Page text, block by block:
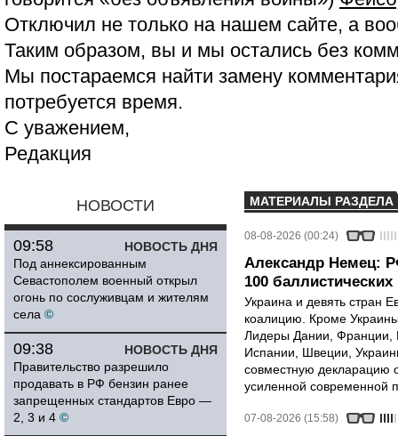
Отключил не только на нашем сайте, а
Таким образом, вы и мы остались без
Мы постараемся найти замену
потребуется время.
С уважением,
Редакция
НОВОСТИ
НОВОСТЬ ДНЯ
09:58
Под аннексированным
Севастополем военный открыл
огонь по сослуживцам и жителям
села ©
НОВОСТЬ ДНЯ
09:38
Правительство разрешило
продавать в РФ бензин ранее
запрещенных стандартов Евро —
2, 3 и 4 ©
МАТЕРИАЛЫ РАЗДЕЛА
08-08-2026 (00:24)
Александр Немец:
100 баллистических
Украина и девять стран
коалицию. Кроме
Лидеры Дании, Франции,
Испании, Швеции,
совместную декларацию
усиленной современной
07-08-2026 (15:58)